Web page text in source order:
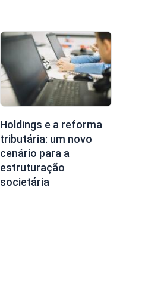
Holdings e a reforma
tributária: um novo
cenário para a
estruturação
societária